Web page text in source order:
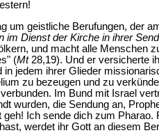
um geistliche Berufungen, der
im Dienst der Kirche in ihrer
und macht alle Menschen
(Mt28,19). Und er versicherte
in jedem ihrer Glieder
zu bezeugen und zu
Im Bund mit Israel
wurden, die Sendung an,
geh! Ich sende dich zum
werdet ihr Gott an diesem